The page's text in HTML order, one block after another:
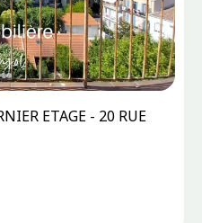
ETAGE - 20 RUE